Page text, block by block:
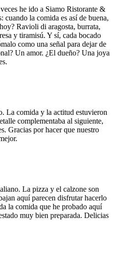
he ido a Siamo Ristorante &
cuando la comida es así de buena,
Ravioli di aragosta, burrata,
y tiramisú. Y sí, cada bocado
como una señal para dejar de
Un amor. ¿El dueño? Una joya
La comida y la actitud estuvieron
complementaba al siguiente,
Gracias por hacer que nuestro
La pizza y el calzone son
aquí parecen disfrutar hacerlo
la comida que he probado aquí
muy bien preparada. Delicias